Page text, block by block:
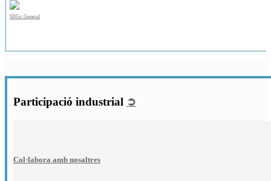
SDGs: General
Participació industrial ➲
Col·labora amb nosaltres